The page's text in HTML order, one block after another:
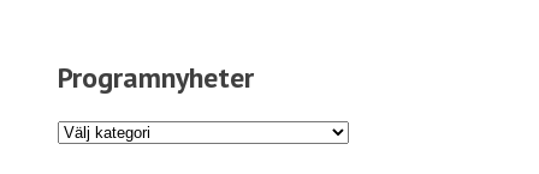
Programnyheter
Programnyheter